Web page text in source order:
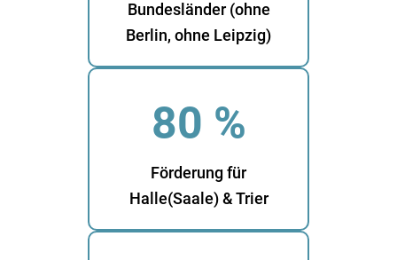
Bundesländer (ohne
Berlin, ohne Leipzig)
80 %
Förderung für
Halle(Saale) & Trier